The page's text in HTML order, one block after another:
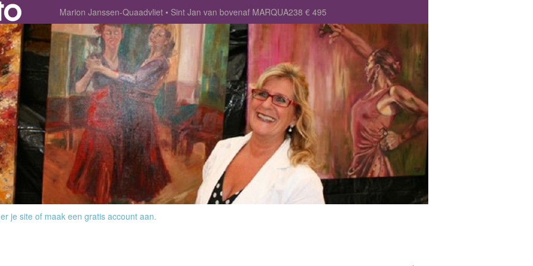
Marion Janssen-Quaadvliet Sint Jan van bovenaf MARQUA238 € 495
je site of maak een gratis account aan.